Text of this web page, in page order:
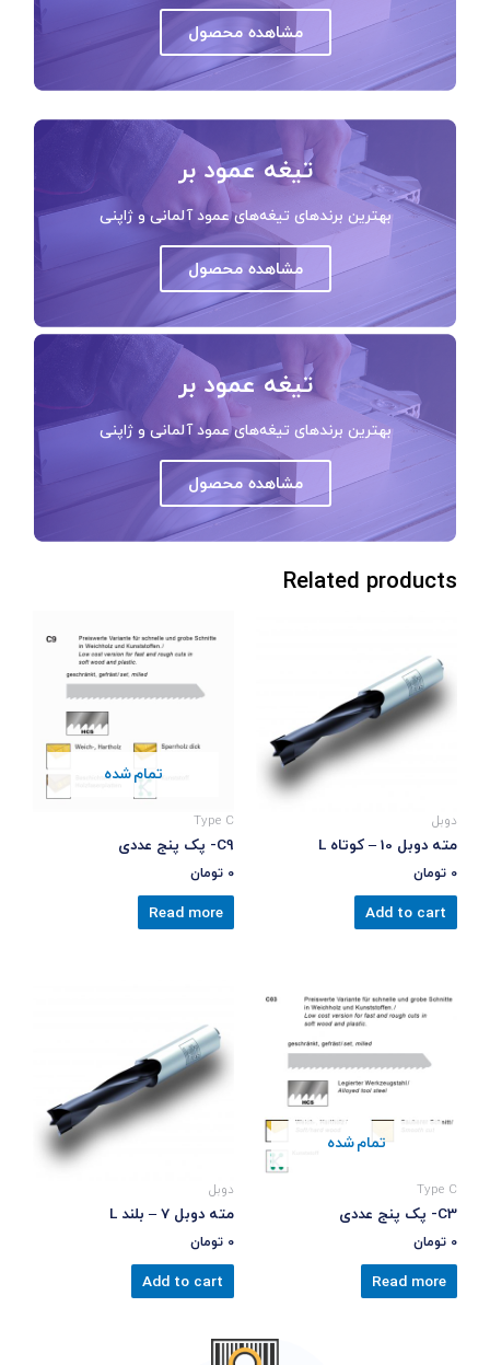
مشاهده محصول
تیغه عمود بر
بهترین برندهای تیغه‌های عمود آلمانی و ژاپنی
مشاهده محصول
تیغه عمود بر
بهترین برندهای تیغه‌های عمود آلمانی و ژاپنی
مشاهده محصول
Related products
دوبل
مته دوبل 10 – کوتاه L
0 تومان
Add to cart
تمام شده
Type C
C9- پک پنج عددی
0 تومان
Read more
تمام شده
Type C
C3- پک پنج عددی
0 تومان
Read more
دوبل
مته دوبل 7 – بلند L
0 تومان
Add to cart